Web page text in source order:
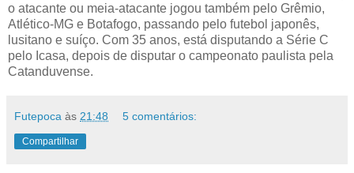
o atacante ou meia-atacante jogou também pelo Grêmio,
Atlético-MG e Botafogo, passando pelo futebol japonês,
lusitano e suíço. Com 35 anos, está disputando a Série C
pelo Icasa, depois de disputar o campeonato paulista pela
Catanduvense.
Futepoca às 21:48 5 comentários:
Compartilhar